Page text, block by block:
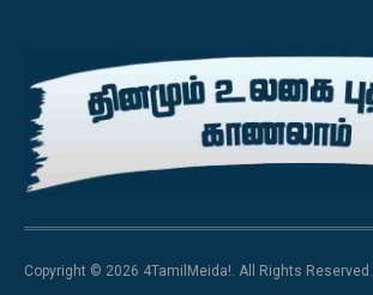
Copyright © 2026 4TamilMeida!. All Rights Reserved.